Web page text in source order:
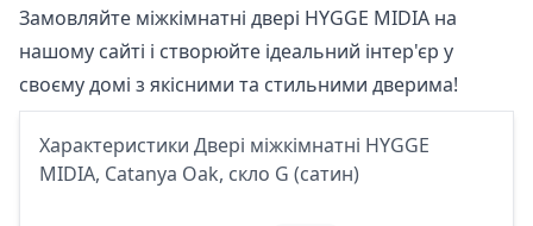
Замовляйте міжкімнатні двері HYGGE MIDIA на
нашому сайті і створюйте ідеальний інтер'єр у
своєму домі з якісними та стильними дверима!
Характеристики Двері міжкімнатні HYGGE
MIDIA, Catanya Oak, скло G (сатин)